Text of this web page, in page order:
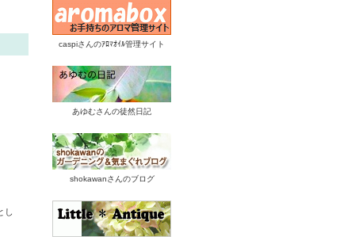
し
caspiさんのｱﾛﾏｵｲﾙ管理サイト
あゆむさんの徒然日記
shokawanさんのブログ